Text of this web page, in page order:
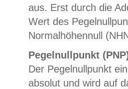
aus. Erst durch die
Wert des
Normalhöhennull
Pegelnullpunkt
Der Pegelnullpunkt
absolut und wird auf